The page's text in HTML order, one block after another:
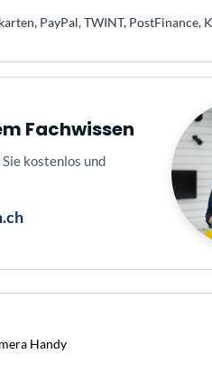
PayPal, TWINT, PostFinance,
Fachwissen
kostenlos und
Handy